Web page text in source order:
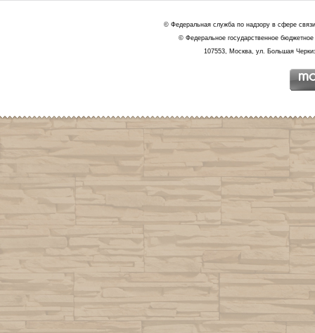
© Федеральная служба по надзору в сфере
© Федеральное государственное
107553, Москва, ул. Большая